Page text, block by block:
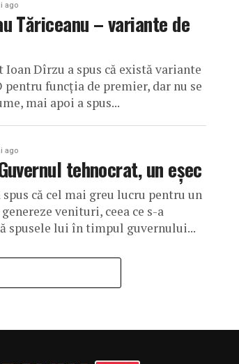
ago
Tăriceanu – variante de
Ioan Dîrzu a spus că există variante
pentru funcția de premier, dar nu se
mai apoi a spus...
ago
tehnocrat, un eșec
că cel mai greu lucru pentru un
venituri, ceea ce s-a
spusele lui în timpul guvernului...